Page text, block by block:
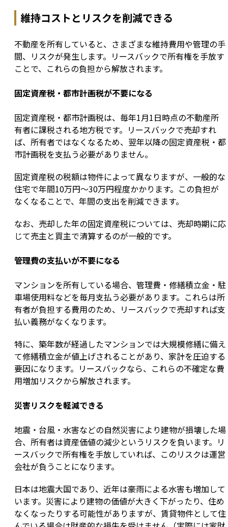
維持コストとリスクを削減できる
不動産を所有していると、さまざまな維持費用や管理の手
間、リスクが発生します。リースバックで所有権を手放す
ことで、これらの負担から解放されます。
固定資産税・都市計画税が不要になる
固定資産税・都市計画税は、毎年1月1日時点の不動産所
有者に課税される地方税です。リースバックで売却すれ
ば、所有者ではなくなるため、翌年以降の固定資産税・都
市計画税を支払う必要がありません。
固定資産税の税額は物件によって異なりますが、一般的な
住宅で年間10万円〜30万円程度かかります。この負担が
なくなることで、年間の支出を削減できます。
なお、売却した年の固定資産税については、売却時期に応
じて売主と買主で清算するのが一般的です。
管理費の支払いが不要になる
マンションを所有している場合、管理費・修繕積立金・駐
車場使用料などを毎月支払う必要があります。これらは所
有者が負担する費用のため、リースバックで売却すれば支
払い義務がなくなります。
特に、築年数が経過したマンションでは大規模修繕に備え
て修繕積立金が値上げされることがあり、家計を圧迫する
要因になります。リースバックなら、これらの不確定な費
用増加リスクから解放されます。
災害リスクを軽減できる
地震・台風・水害などの自然災害により建物が損壊した場
合、所有者は資産価値の減少というリスクを負います。リ
ースバックで所有権を手放していれば、このリスクは運営
会社が負うことになります。
日本は地震大国であり、近年は豪雨による水害も増加して
います。災害により建物の価値が大きく下がったり、住め
なくなったりする可能性がありますが、賃貸物件として住